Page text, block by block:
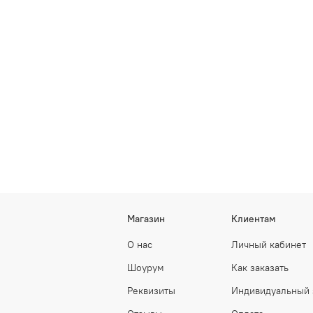
Магазин
О нас
Шоурум
Реквизиты
Клиентам
Личный кабинет
Как заказать
Индивидуальный